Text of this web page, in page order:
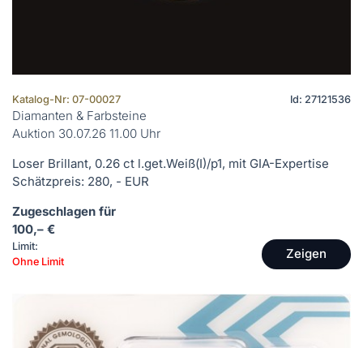
Katalog-Nr: 07-00027 Id: 27121536
Diamanten & Farbsteine
Auktion 30.07.26 11.00 Uhr
Loser Brillant, 0.26 ct l.get.Weiß(I)/p1, mit GIA-Expertise
Schätzpreis: 280, - EUR
Zugeschlagen für
100,– €
Limit:
Ohne Limit
Zeigen